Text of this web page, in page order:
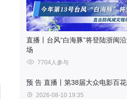
直播丨台风“白海豚”将登陆浙闽
场
7704人参与
预 告 直播丨第38届大众电影百
2026-08-10 19:35